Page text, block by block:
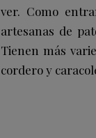
ver. Como
artesanas de
Tienen más
cordero y